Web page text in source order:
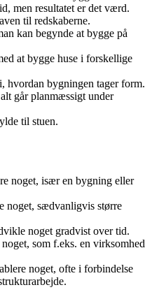
men resultatet er det værd.
til redskaberne.
kan begynde at bygge på
at bygge huse i forskellige
hvordan bygningen tager form.
går planmæssigt under
til stuen.
noget, især en bygning eller
noget, sædvanligvis større
noget gradvist over tid.
som f.eks. en virksomhed
noget, ofte i forbindelse